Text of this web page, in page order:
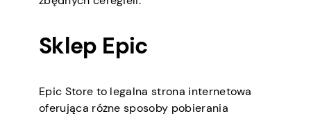
Sklep Epic
Epic Store to legalna strona internetowa
oferująca różne sposoby pobierania